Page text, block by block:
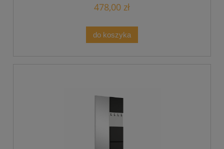
478,00 zł
do koszyka